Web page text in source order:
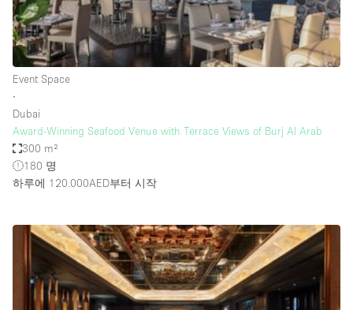
Fair / Festival
Hall
Mansion / House
Meeting Space
Office Space
Photo / Filming Studio
Restaurant / Bar / Cafe
Rooftop
Event Space
∙
Dubai
Award-Winning Seafood Venue with Terrace Views of Burj Al Arab
300 m²
180 명
하루에 120.000AED부터 시작